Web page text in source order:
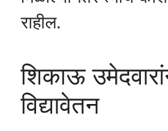
राहील.
शिकाऊ
विद्यावेतन